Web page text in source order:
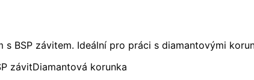
BSP závitem. Ideální pro práci s diamantovými
závitDiamantová korunka